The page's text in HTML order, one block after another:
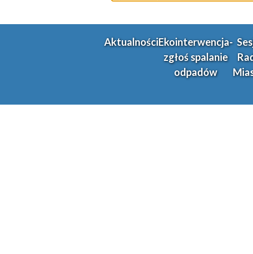
AktualnościEkointerwencja-
zgłoś spalanie
odpadów